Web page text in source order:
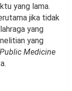
yang lama.
jika tidak
yang
yang
Medicine